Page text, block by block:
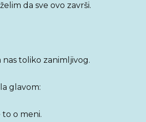
da sve ovo završi.
toliko zanimljivog.
glavom:
o meni.